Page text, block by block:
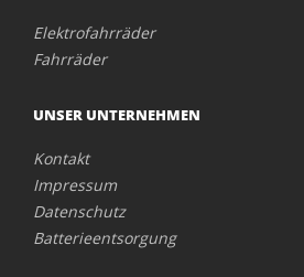
Elektrofahrräder
Fahrräder
UNSER UNTERNEHMEN
Kontakt
Impressum
Datenschutz
Batterieentsorgung